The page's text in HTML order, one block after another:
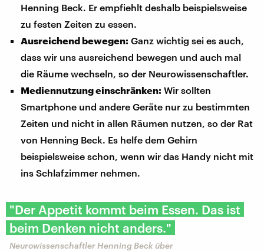
Henning Beck. Er empfiehlt deshalb beispielsweise
zu festen Zeiten zu essen.
Ausreichend bewegen: Ganz wichtig sei es auch,
dass wir uns ausreichend bewegen und auch mal
die Räume wechseln, so der Neurowissenschaftler.
Mediennutzung einschränken: Wir sollten
Smartphone und andere Geräte nur zu bestimmten
Zeiten und nicht in allen Räumen nutzen, so der Rat
von Henning Beck. Es helfe dem Gehirn
beispielsweise schon, wenn wir das Handy nicht mit
ins Schlafzimmer nehmen.
"Der Appetit kommt beim Essen. Das ist
beim Denken nicht anders."
Neurowissenschaftler Henning Beck über